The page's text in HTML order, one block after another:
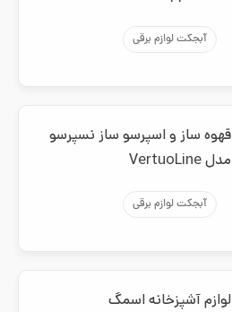
آبجکت لوازم برقی
قهوه ساز و اسپرسو ساز نسپرسو
مدل VertuoLine
آبجکت لوازم برقی
لوازم آشپزخانه اسمگ